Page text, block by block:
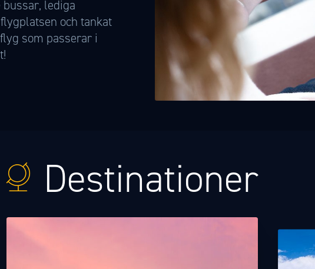
lediga
och tankat
som passerar i
Destinationer